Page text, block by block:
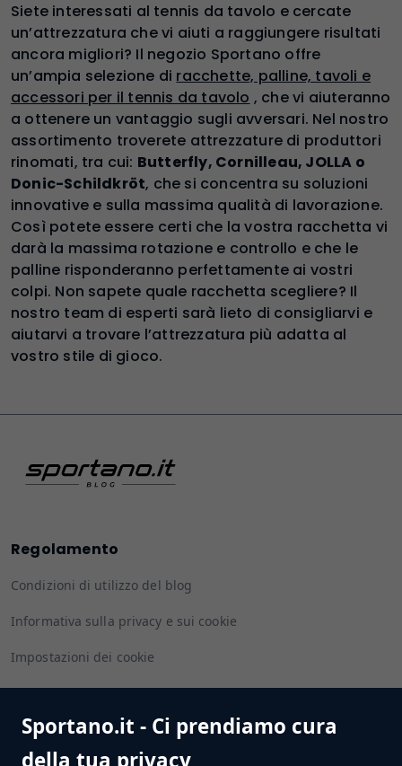
Sportano.it - Ci prendiamo cura
della tua privacy
Siete interessati al tennis da tavolo e cercate
un’attrezzatura che vi aiuti a raggiungere risultati
ancora migliori? Il negozio Sportano offre
un’ampia selezione di racchette, palline, tavoli e
accessori per il tennis da tavolo , che vi aiuteranno
a ottenere un vantaggio sugli avversari. Nel nostro
assortimento troverete attrezzature di produttori
rinomati, tra cui: Butterfly, Cornilleau, JOLLA o
Donic-Schildkröt, che si concentra su soluzioni
innovative e sulla massima qualità di lavorazione.
Così potete essere certi che la vostra racchetta vi
darà la massima rotazione e controllo e che le
palline risponderanno perfettamente ai vostri
colpi. Non sapete quale racchetta scegliere? Il
nostro team di esperti sarà lieto di consigliarvi e
aiutarvi a trovare l’attrezzatura più adatta al
vostro stile di gioco.
Regolamento
Condizioni di utilizzo del blog
Informativa sulla privacy e sui cookie
Impostazioni dei cookie
Seguiteci